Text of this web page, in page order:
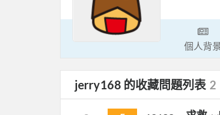
個人背
jerry168 的收藏問題列表 2